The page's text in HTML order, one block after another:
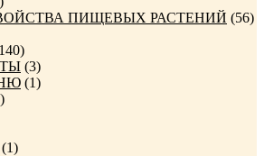
ПИЩЕВЫХ РАСТЕНИЙ (56)
(3)
(1)
(1)